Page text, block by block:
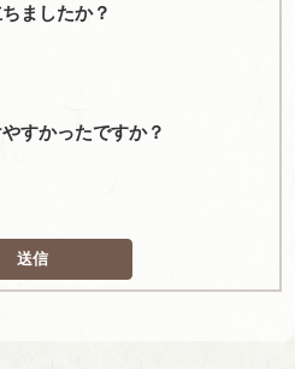
ましたか？
すかったですか？
送信